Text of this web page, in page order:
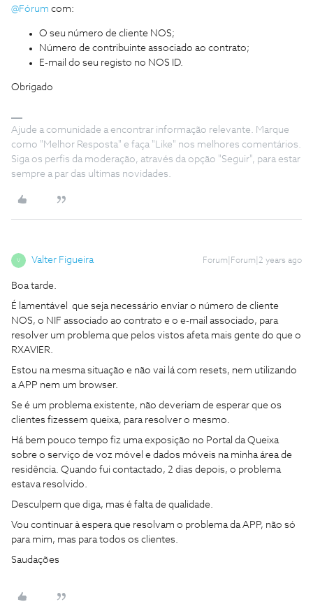
@Fórum com:
O seu número de cliente NOS;
Número de contribuinte associado ao contrato;
E-mail do seu registo no NOS ID.
Obrigado
Ajude a comunidade a encontrar informação relevante. Marque
como "Melhor Resposta" e faça "Like" nos melhores comentários.
Siga os perfis da moderação, através da opção "Seguir", para estar
sempre a par das ultimas novidades.
V Valter Figueira Forum|Forum|2 years ago
Boa tarde.
É lamentável que seja necessário enviar o número de cliente
NOS, o NIF associado ao contrato e o e-mail associado, para
resolver um problema que pelos vistos afeta mais gente do que o
RXAVIER.
Estou na mesma situação e não vai lá com resets, nem utilizando
a APP nem um browser.
Se é um problema existente, não deveriam de esperar que os
clientes fizessem queixa, para resolver o mesmo.
Há bem pouco tempo fiz uma exposição no Portal da Queixa
sobre o serviço de voz móvel e dados móveis na minha área de
residência. Quando fui contactado, 2 dias depois, o problema
estava resolvido.
Desculpem que diga, mas é falta de qualidade.
Vou continuar à espera que resolvam o problema da APP, não só
para mim, mas para todos os clientes.
Saudações